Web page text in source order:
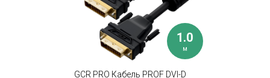
1.0
м
GCR PRO Кабель PROF DVI-D